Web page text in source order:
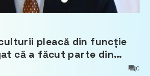
pleacă din funcție
că a făcut parte din
0